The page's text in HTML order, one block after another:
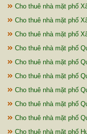
Cho thuê nhà mặt phố
Cho thuê nhà mặt phố
Cho thuê nhà mặt phố
Cho thuê nhà mặt phố
Cho thuê nhà mặt phố
Cho thuê nhà mặt phố
Cho thuê nhà mặt phố
Cho thuê nhà mặt phố
Cho thuê nhà mặt phố
Cho thuê nhà mặt phố